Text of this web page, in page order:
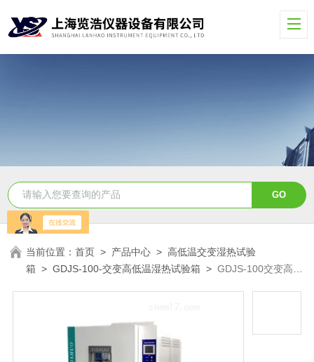
当前位置：首页 > 产品中心 >高低温交变湿热试验
箱 >GDJS-100-交变高低温湿热试验箱 >GDJS-100交变高低